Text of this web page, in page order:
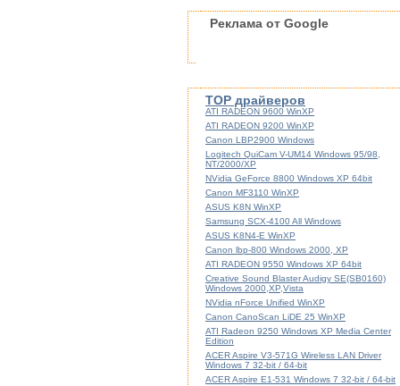
Реклама от Google
TOP драйверов
ATI RADEON 9600 WinXP
ATI RADEON 9200 WinXP
Canon LBP2900 Windows
Logitech QuiCam V-UM14 Windows 95/98,
NT/2000/XP
NVidia GeForce 8800 Windows XP 64bit
Canon MF3110 WinXP
ASUS K8N WinXP
Samsung SCX-4100 All Windows
ASUS K8N4-E WinXP
Canon lbp-800 Windows 2000, XP
ATI RADEON 9550 Windows XP 64bit
Creative Sound Blaster Audigy SE(SB0160)
Windows 2000,XP,Vista
NVidia nForce Unified WinXP
Canon CanoScan LiDE 25 WinXP
ATI Radeon 9250 Windows XP Media Center
Edition
ACER Aspire V3-571G Wireless LAN Driver
Windows 7 32-bit / 64-bit
ACER Aspire E1-531 Windows 7 32-bit / 64-bit